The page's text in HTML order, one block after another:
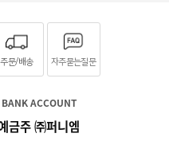
주문/배송 자주묻는질문
BANK ACCOUNT
금주 ㈜퍼니엠